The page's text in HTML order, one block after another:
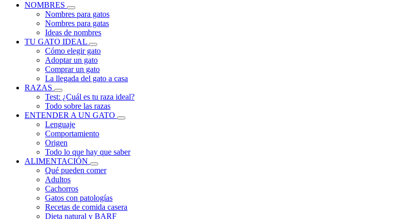
NOMBRES
Nombres para gatos
Nombres para gatas
Ideas de nombres
TU GATO IDEAL
Cómo elegir gato
Adoptar un gato
Comprar un gato
La llegada del gato a casa
RAZAS
Test: ¿Cuál es tu raza ideal?
Todo sobre las razas
ENTENDER A UN GATO
Lenguaje
Comportamiento
Origen
Todo lo que hay que saber
ALIMENTACIÓN
Qué pueden comer
Adultos
Cachorros
Gatos con patologías
Recetas de comida casera
Dieta natural y BARF